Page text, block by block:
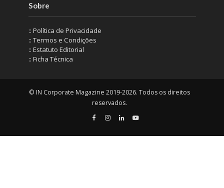
Sobre
:: Política de Privacidade
:: Termos e Condições
:: Estatuto Editorial
:: Ficha Técnica
© IN Corporate Magazine 2019-2026. Todos os direitos
reservados.